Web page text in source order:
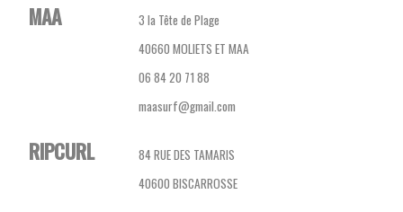
MAA
3 la Tête de Plage
40660 MOLIETS ET MAA
06 84 20 71 88
maasurf@gmail.com
RIPCURL
84 RUE DES TAMARIS
40600 BISCARROSSE